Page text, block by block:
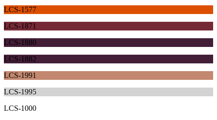
LCS-1577
LCS-1871
LCS-1880
LCS-1882
LCS-1991
LCS-1995
LCS-1000